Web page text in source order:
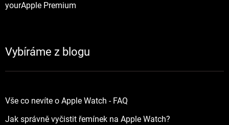
yourApple Premium
Vybíráme z blogu
Vše co nevíte o Apple Watch - FAQ
Jak správně vyčistit řemínek na Apple Watch?